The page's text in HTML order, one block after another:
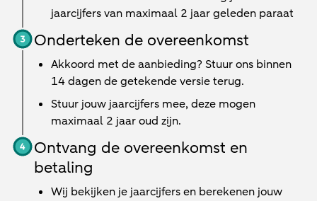
jaarcijfers van maximaal 2 jaar geleden paraat
Onderteken de overeenkomst
Akkoord met de aanbieding? Stuur ons binnen
14 dagen de getekende versie terug.
Stuur jouw jaarcijfers mee, deze mogen
maximaal 2 jaar oud zijn.
Ontvang de overeenkomst en
betaling
Wij bekijken je jaarcijfers en berekenen jouw